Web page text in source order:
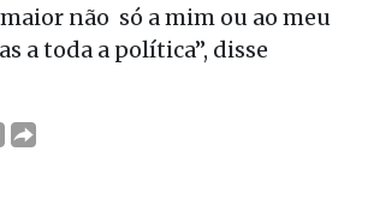
não só a mim ou ao meu
a toda a política”, disse